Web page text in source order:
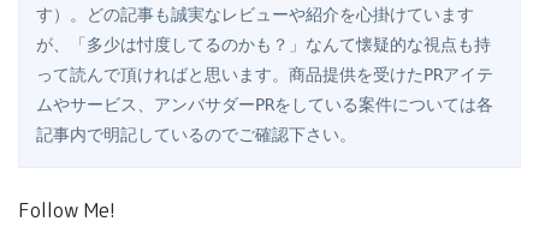
す）。どの記事も誠実なレビューや紹介を心掛けています
が、「多少は忖度してるのかも？」なんて懐疑的な視点も持
って読んで頂ければと思います。商品提供を受けたPRアイテ
ムやサービス、アンバサダーPRをしている案件については各
記事内で明記しているのでご確認下さい。
Follow Me!